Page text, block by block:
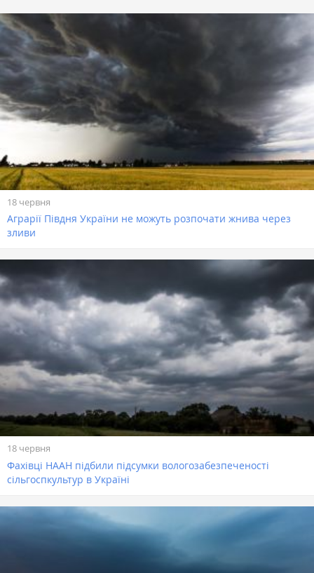
18 червня
Аграрії Півдня України не можуть розпочати жнива через
зливи
18 червня
Фахівці НААН підбили підсумки вологозабезпеченості
сільгоспкультур в Україні